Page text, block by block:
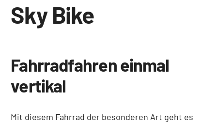
Sky Bike
Fahrradfahren einmal
vertikal
Mit diesem Fahrrad der besonderen Art geht es